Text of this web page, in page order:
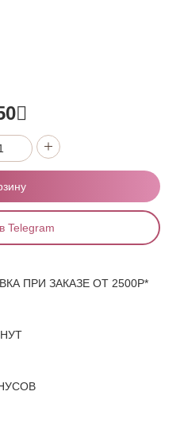
Telegram
ПРИ ЗАКАЗЕ ОТ 2500Р*